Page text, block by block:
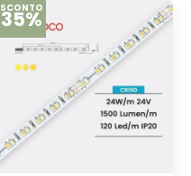
SCONTO
35%